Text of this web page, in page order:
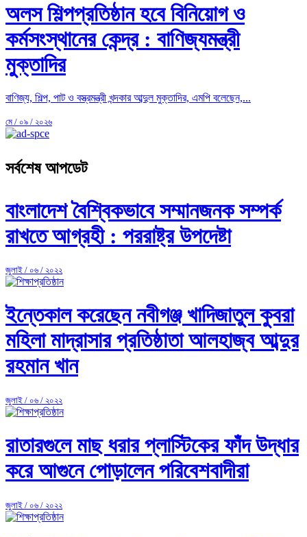
অলস শিল্পপ্রতিষ্ঠান হবে বিনিয়োগ ও
কর্মসংস্থানের কেন্দ্র : বাণিজ্যমন্ত্রী
মুক্তাদির
বাণিজ্য, শিল্প, পাট ও বস্ত্রমন্ত্রী খন্দকার আব্দুল মুক্তাদির, এমপি বলেছেন,...
মে / ০৯ / ২০২৬
সর্বশেষ আপডেট
বাংলাদেশ বৈশ্বিকভাবে সম্মানজনক সম্পর্ক
রাখতে আগ্রহী : পররাষ্ট্র উপদেষ্টা
জুলাই / ০৬ / ২০২২
ইন্তেকাল করেছেন নবীগঞ্জ খাদিজাতুল কুবরা
মহিলা মাদ্রাসার প্রতিষ্ঠাতা আলহাজ্ব আব্দুর
রহমান খান
জুলাই / ০৬ / ২০২২
রাতারগুলে মাছ ধরার প্লাস্টিকের ফাঁদ উদ্ধার
করে আগুনে পোড়ালেন পরিবেশবাদীরা
জুলাই / ০৬ / ২০২২